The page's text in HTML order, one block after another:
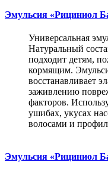
Эмульсия «Рициниол
Универсальная
Натуральный
подходит детям,
кормящим.
восстанавливает
заживлению
факторов.
ушибах, укусах
волосами и
Эмульсия «Рициниол